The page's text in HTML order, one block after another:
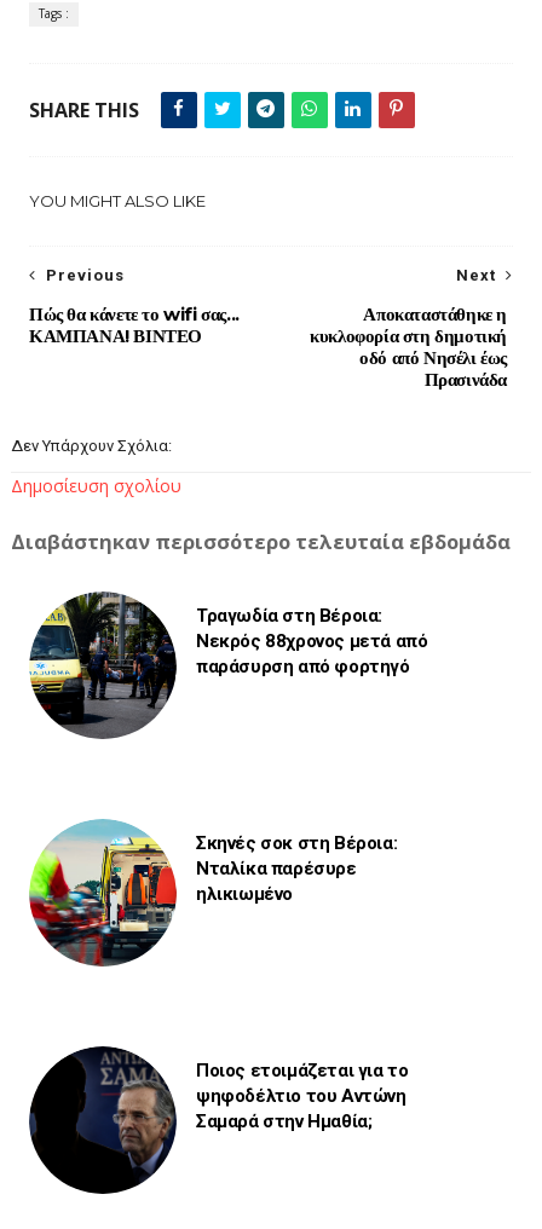
Tags :
SHARE THIS
YOU MIGHT ALSO LIKE
Next
Αποκαταστάθηκε η
κυκλοφορία στη δημοτική
οδό από Νησέλι έως
Πρασινάδα
Previous
Πώς θα κάνετε το wifi σας...
ΚΑΜΠΑΝΑ! ΒΙΝΤΕΟ
Δεν Υπάρχουν Σχόλια:
Δημοσίευση σχολίου
Διαβάστηκαν περισσότερο τελευταία εβδομάδα
Τραγωδία στη Βέροια:
Νεκρός 88χρονος μετά από
παράσυρση από φορτηγό
Σκηνές σοκ στη Βέροια:
Νταλίκα παρέσυρε
ηλικιωμένο
Ποιος ετοιμάζεται για το
ψηφοδέλτιο του Αντώνη
Σαμαρά στην Ημαθία;